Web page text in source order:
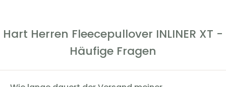
Hart Herren Fleecepullover INLINER XT -
Häufige Fragen